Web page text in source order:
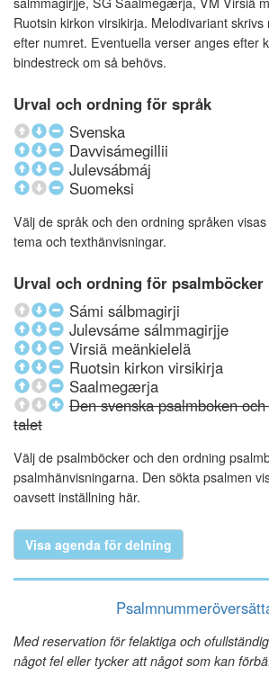
Ruotsin kirkon virsikirja. Melodivariant
efter numret. Eventuella verser anges efter
bindestreck om så behövs.
Urval och ordning för språk
Svenska
Davvisámegillii
Julevsábmáj
Suomeksi
Välj de språk och den ordning språken
tema och texthänvisningar.
Urval och ordning för psalmböcker
Sámi sálbmagirji
Julevsáme sálmmagirjje
Virsiä meänkielelä
Ruotsin kirkon virsikirja
Saalmegærja
Den svenska psalmboken
talet
Välj de psalmböcker och den ordning
psalmhänvisningarna. Den sökta psalmen
oavsett inställning här.
Visa agenda för delning
Med reservation för felaktiga och
något fel eller tycker att något som kan